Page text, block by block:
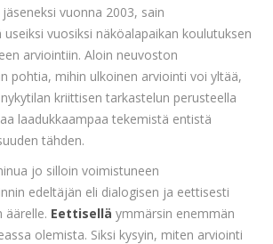
vuonna 2003, sain
vuosiksi näköalapaikan koulutuksen
arviointiin. Aloin neuvoston
pohtia, mihin ulkoinen arviointi voi yltää,
kriittisen tarkastelun perusteella
laadukkaampaa tekemistä entistä
tähden.
jo silloin voimistuneen
edeltäjän eli dialogisen ja eettisesti
äärelle. Eettisellä ymmärsin enemmän
olemista. Siksi kysyin, miten arviointi